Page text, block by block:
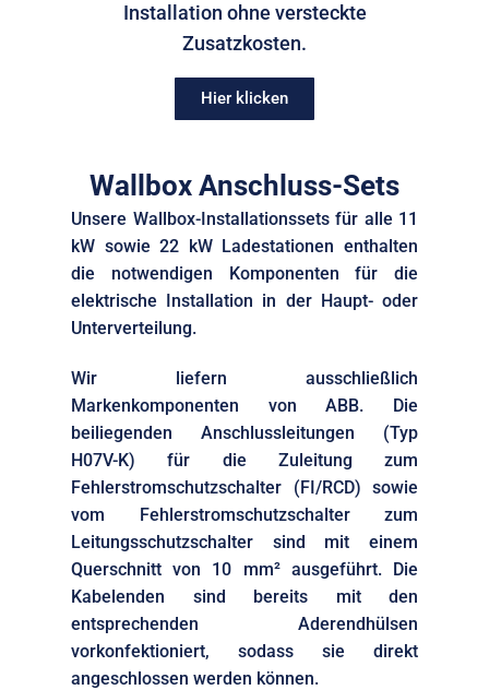
Installation ohne versteckte
Zusatzkosten.
Hier klicken
Wallbox Anschluss-Sets
Unsere Wallbox-Installationssets für alle 11
kW sowie 22 kW Ladestationen enthalten
die notwendigen Komponenten für die
elektrische Installation in der Haupt- oder
Unterverteilung.
Wir liefern ausschließlich
Markenkomponenten von ABB. Die
beiliegenden Anschlussleitungen (Typ
H07V-K) für die Zuleitung zum
Fehlerstromschutzschalter (FI/RCD) sowie
vom Fehlerstromschutzschalter zum
Leitungsschutzschalter sind mit einem
Querschnitt von 10 mm² ausgeführt. Die
Kabelenden sind bereits mit den
entsprechenden Aderendhülsen
vorkonfektioniert, sodass sie direkt
angeschlossen werden können.